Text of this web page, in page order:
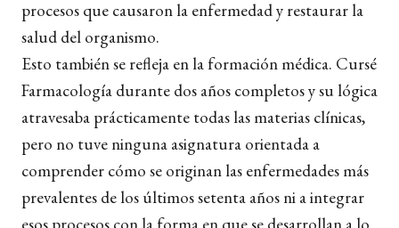
procesos que causaron la enfermedad y restaurar la
salud del organismo.
Esto también se refleja en la formación médica. Cursé
Farmacología durante dos años completos y su lógica
atravesaba prácticamente todas las materias clínicas,
pero no tuve ninguna asignatura orientada a
comprender cómo se originan las enfermedades más
prevalentes de los últimos setenta años ni a integrar